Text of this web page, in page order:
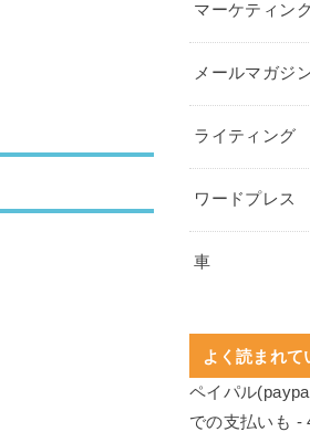
マーケティン
メールマガジ
ライティング
ワードプレス
車
よく読まれて
ペイパル
での支払いも -